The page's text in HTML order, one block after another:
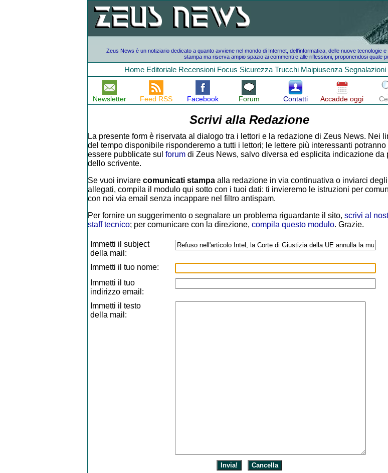
Zeus News è un notiziario dedicato a quanto avviene nel mondo di Internet, dell'informatica, delle nuove tecnologie
stampa ma riserva ampio spazio ai commenti e alle riflessioni, proponendosi quale
Home Editoriale Recensioni Focus Sicurezza Trucchi Maipiusenza Segnalazioni
Newsletter Feed RSS Facebook Forum Contatti Accadde oggi
Scrivi alla Redazione
La presente form è riservata al dialogo tra i lettori e la redazione di Zeus News. Nei
del tempo disponibile risponderemo a tutti i lettori; le lettere più interessanti potranno
essere pubblicate sul forumdi Zeus News, salvo diversa ed esplicita indicazione da
dello scrivente.
Se vuoi inviare comunicati stampaalla redazione in via continuativa o inviarci degli
allegati, compila il modulo qui sotto con i tuoi dati: ti invieremo le istruzioni per
con noi via email senza incappare nel filtro antispam.
Per fornire un suggerimento o segnalare un problema riguardante il sito, scrivi al
staff tecnico; per comunicare con la direzione, compila questo modulo. Grazie.
Immetti il subject
della mail:
Immetti il tuo nome:
Immetti il tuo
indirizzo email:
Immetti il testo
della mail: